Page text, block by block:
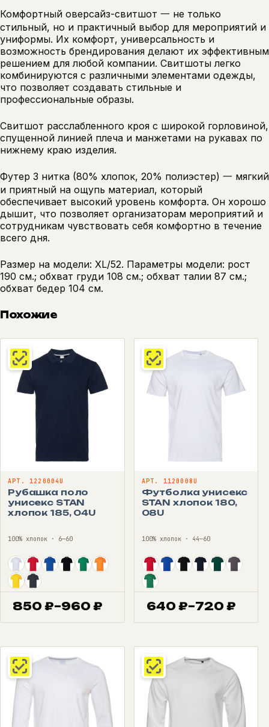
Комфортный оверсайз-свитшот 一 не только
стильный, но и практичный выбор для мероприятий и
униформы. Их комфорт, универсальность и
возможность брендирования делают их эффективным
решением для любой компании. Свитшоты легко
комбинируются с различными элементами одежды,
что позволяет создавать стильные и
профессиональные образы.
Свитшот расслабленного кроя с широкой горловиной,
спущенной линией плеча и манжетами на рукавах по
нижнему краю изделия.
Футер 3 нитка (80% хлопок, 20% полиэстер) 一 мягкий
и приятный на ощупь материал, который
обеспечивает высокий уровень комфорта. Он хорошо
дышит, что позволяет организаторам мероприятий и
сотрудникам чувствовать себя комфортно в течение
всего дня.
Размер на модели: XL/52. Параметры модели: рост
190 см.; обхват груди 108 см.; обхват талии 87 см.;
обхват бедер 104 см.
Похожие
АРТ. 1220004U
Рубашка поло
унисекс STAN
хлопок 185, 04U
100% хлопок · 6—60
850 ₽–960 ₽
Диапазон
цен:
960 ₽
АРТ. 1120008U
Футболка унисекс
STAN хлопок 180,
08U
100% хлопок · 44—60
640 ₽–720 ₽
Диапазон
цен:
720 ₽